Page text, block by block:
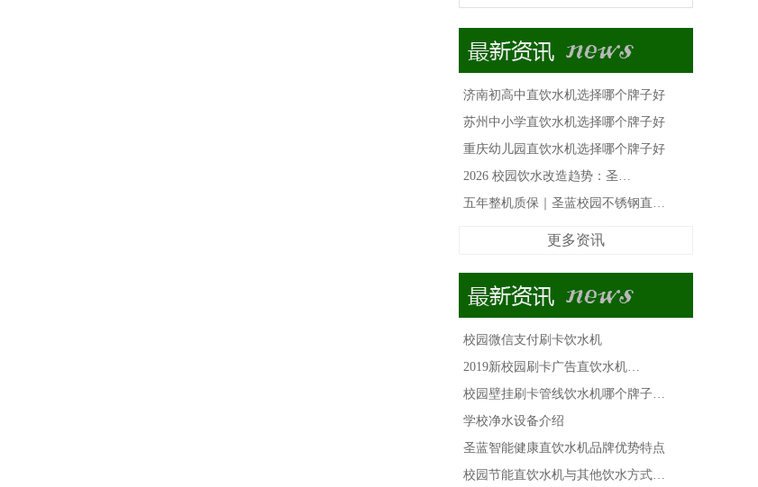
济南初高中直饮水机选择哪个牌子好
苏州中小学直饮水机选择哪个牌子好
重庆幼儿园直饮水机选择哪个牌子好
2026 校园饮水改造趋势：圣…
五年整机质保｜圣蓝校园不锈钢直…
更多资讯
校园微信支付刷卡饮水机
2019新校园刷卡广告直饮水机…
校园壁挂刷卡管线饮水机哪个牌子…
学校净水设备介绍
圣蓝智能健康直饮水机品牌优势特点
校园节能直饮水机与其他饮水方式…
马
上